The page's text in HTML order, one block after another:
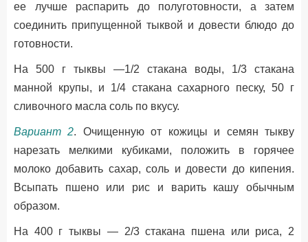
ее лучше распарить до полуготовности, а затем
соединить припущенной тыквой и довести блюдо до
готовности.
На 500 г тыквы —1/2 стакана воды, 1/3 стакана
манной крупы, и 1/4 стакана сахарного песку, 50 г
сливочного масла соль по вкусу.
Вариант 2. Очищенную от кожицы и семян тыкву
нарезать мелкими кубиками, положить в горячее
молоко добавить сахар, соль и довести до кипения.
Всыпать пшено или рис и варить кашу обычным
образом.
На 400 г тыквы — 2/3 стакана пшена или риса, 2